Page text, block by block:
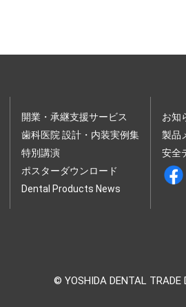
開業・承継支援サービス
歯科医院 設計・内装実例集
特別講演
ポスターダウンロード
Dental Products News
お知
製品
安全
© YOSHIDA DENTAL TRADE